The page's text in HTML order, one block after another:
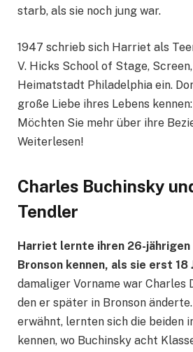
starb, als sie noch jung war.
1947 schrieb sich Harriet als
V. Hicks School of Stage,
Heimatstadt Philadelphia ein.
große Liebe ihres Lebens
Möchten Sie mehr über ihre
Weiterlesen!
Charles Buchinsky
Tendler
Harriet lernte ihren 26-jährigen
Bronson kennen, als sie erst 18
damaliger Vorname war Charles
den er später in Bronson
erwähnt, lernten sich die beiden
kennen, wo Buchinsky acht